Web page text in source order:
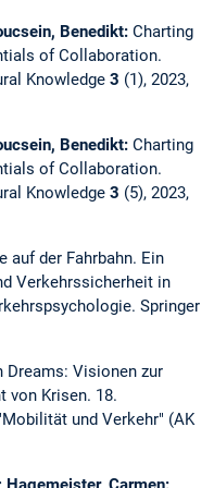
Benedikt: Charting
of Collaboration.
Knowledge 3 (1), 2023,
Benedikt: Charting
of Collaboration.
Knowledge 3 (5), 2023,
auf der Fahrbahn. Ein
Verkehrssicherheit in
Springer
Dreams: Visionen zur
von Krisen. 18.
und Verkehr" (AK